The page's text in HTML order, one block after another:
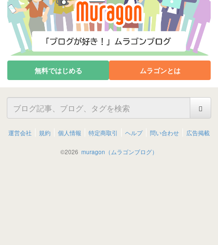
無料ではじめる ムラゴンとは
運営会社 規約 個人情報 特定商取引 ヘルプ 問い合わせ 広告掲載
©2026 muragon（ムラゴンブログ）